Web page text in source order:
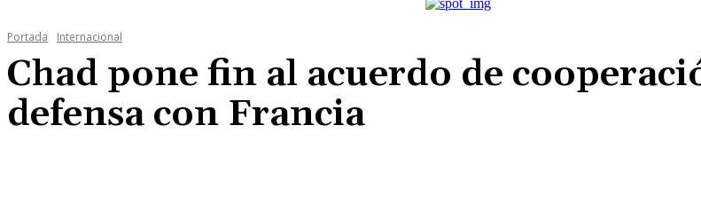
Portada Internacional
Chad pone fin al acuerdo de
defensa con Francia